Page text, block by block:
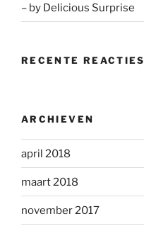
– by Delicious Surprise
RECENTE REACTIES
ARCHIEVEN
april 2018
maart 2018
november 2017